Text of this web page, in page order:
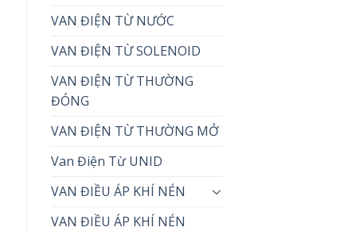
VAN ĐIỆN TỪ NƯỚC
VAN ĐIỆN TỪ SOLENOID
VAN ĐIỆN TỪ THƯỜNG
ĐÓNG
VAN ĐIỆN TỪ THƯỜNG MỞ
Van Điện Từ UNID
VAN ĐIỀU ÁP KHÍ NÉN
VAN ĐIỀU ÁP KHÍ NÉN